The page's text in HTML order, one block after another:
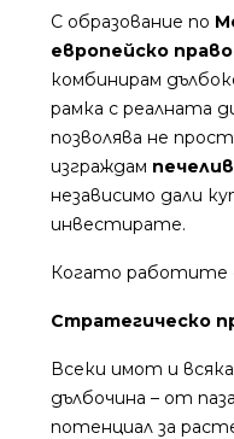
С образование по
европейско право
комбинирам
рамка с реалната
позволява не
изграждам
независимо дали
инвестирате.
Когато работите
Стратегическо
Всеки имот и
дълбочина – от
потенциал за